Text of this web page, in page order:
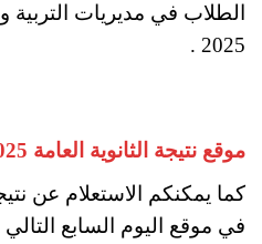
2025 .
موقع نتيجة الثانوية العامة 2025 اليوم السابع مصراوي